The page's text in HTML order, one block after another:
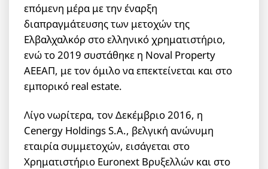
επόμενη μέρα με την έναρξη
διαπραγμάτευσης των μετοχών της
Ελβαλχαλκόρ στο ελληνικό χρηματιστήριο,
ενώ το 2019 συστάθηκε η Noval Property
ΑΕΕΑΠ, με τον όμιλο να επεκτείνεται και στο
εμπορικό real estate.
Λίγο νωρίτερα, τον Δεκέμβριο 2016, η
Cenergy Holdings S.A., βελγική ανώνυμη
εταιρία συμμετοχών, εισάγεται στο
Χρηματιστήριο Euronext Βρυξελλών και στο